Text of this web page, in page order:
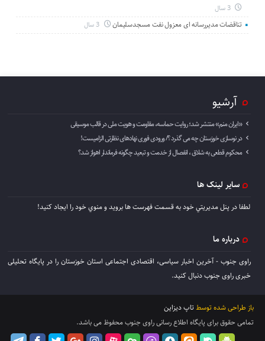
3 سال
تناقضات مدیررسانه ای معزول نفت مسجدسلیمان 3 سال
آرشیو
«ایران منم» منتشر شد؛ روایت حماسه، مقاومت و هویت ملی در قالب موسیقی
در نوسازی خوزستان چه می گذرد ؟/ ورودی فوری نهادهای نظارتی الزامیست!
محکوم قطعی به شلاق ، انفصال از خدمت و تبعید چگونه فرماندار اهواز شد؟
سایر لینک ها
لطفا در پنل مديريتي خود به قسمت فهرست ها برويد و منوي خود را ايجاد كنيد!
درباره ما
راوی جنوب - آخرین اخبار سیاسی، اقتصادی اجتماعی استان خوزستان را در پایگاه تحلیلی
خبری راوی جنوب دنبال کنید.
باز طراحی شده توسط تاپ دیزاین
تمامی حقوق برای پایگاه اطلاع رسانی راوی جنوب محفوظ می باشد.